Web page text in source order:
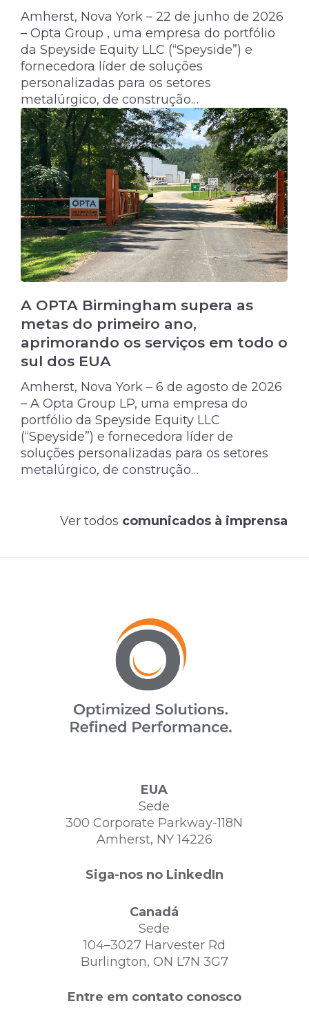
Amherst, Nova York – 22 de junho de 2026
– Opta Group , uma empresa do portfólio
da Speyside Equity LLC (“Speyside”) e
fornecedora líder de soluções
personalizadas para os setores
metalúrgico, de construção…
A OPTA Birmingham supera as
metas do primeiro ano,
aprimorando os serviços em todo o
sul dos EUA
Amherst, Nova York – 6 de agosto de 2026
– A Opta Group LP, uma empresa do
portfólio da Speyside Equity LLC
(“Speyside”) e fornecedora líder de
soluções personalizadas para os setores
metalúrgico, de construção…
Ver todos comunicados à imprensa
EUA
Sede
300 Corporate Parkway-118N
Amherst, NY 14226
Siga-nos no LinkedIn
Canadá
Sede
104–3027 Harvester Rd
Burlington, ON L7N 3G7
Entre em contato conosco